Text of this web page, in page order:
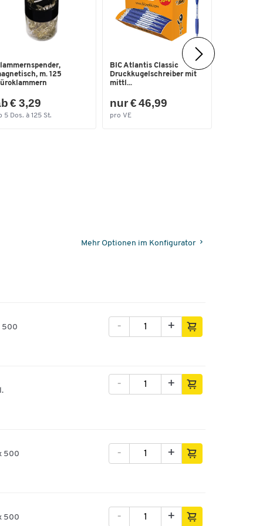
m. 125
€ 3,29
5 Dos. à 125 St.
BIC Atlantis Classic
Druckkugelschreiber mit
mittl...
nur € 46,99
pro VE
Mehr Optionen im Konfigurator
500 +
-
+
-
500 +
-
500 +
-